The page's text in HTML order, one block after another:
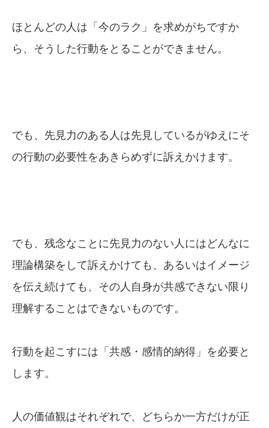
ほとんどの人は「今のラク」を求めがちですか
ら、そうした行動をとることができません。
でも、先見力のある人は先見しているがゆえにそ
の行動の必要性をあきらめずに訴えかけます。
でも、残念なことに先見力のない人にはどんなに
理論構築をして訴えかけても、あるいはイメージ
を伝え続けても、その人自身が共感できない限り
理解することはできないものです。
行動を起こすには「共感・感情的納得」を必要と
します。
人の価値観はそれぞれで、どちらか一方だけが正